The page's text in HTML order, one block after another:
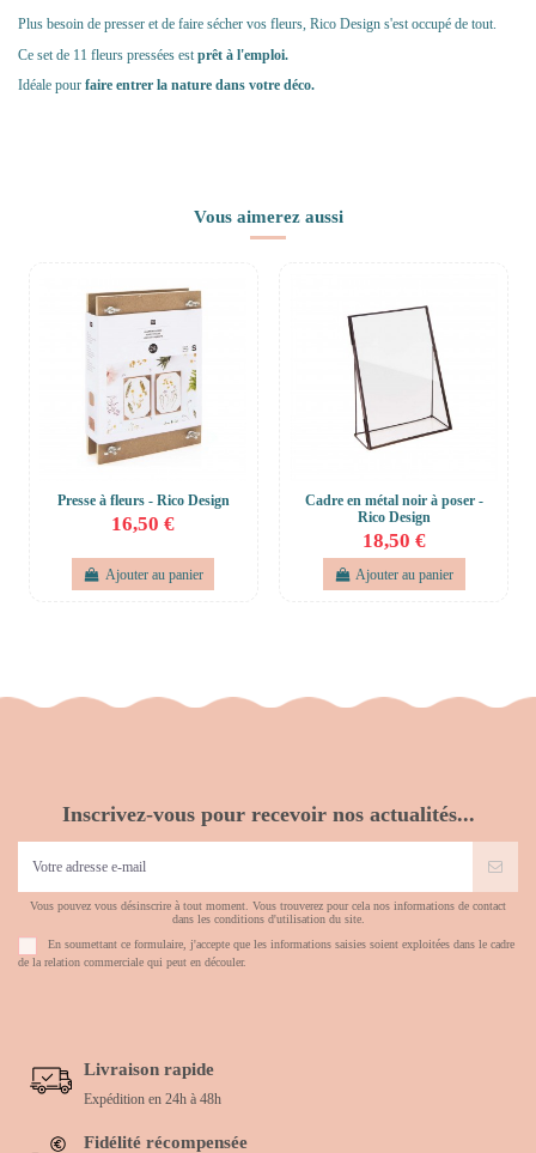
Plus besoin de presser et de faire sécher vos fleurs, Rico Design s'est occupé de tout.
Ce set de 11 fleurs pressées est prêt à l'emploi.
Idéale pour faire entrer la nature dans votre déco.
Vous aimerez aussi
Presse à fleurs - Rico Design
16,50 €
Ajouter au panier
Cadre en métal noir à poser -
Rico Design
18,50 €
Ajouter au panier
Inscrivez-vous pour recevoir nos actualités...
Vous pouvez vous désinscrire à tout moment. Vous trouverez pour cela nos informations de contact
dans les conditions d'utilisation du site.
En soumettant ce formulaire, j'accepte que les informations saisies soient exploitées dans le cadre
de la relation commerciale qui peut en découler.
Livraison rapide
Expédition en 24h à 48h
Fidélité récompensée